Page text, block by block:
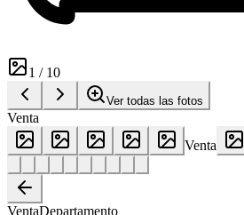
1 / 10
Ver todas las fotos
Venta
Venta
VentaDepartamento